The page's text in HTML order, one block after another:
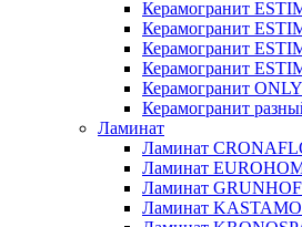
Керамогранит
Керамогранит
Керамогранит
Керамогранит
Керамогранит
Керамогранит
Ламинат
Ламинат
Ламинат
Ламинат GRUNHOF
Ламинат